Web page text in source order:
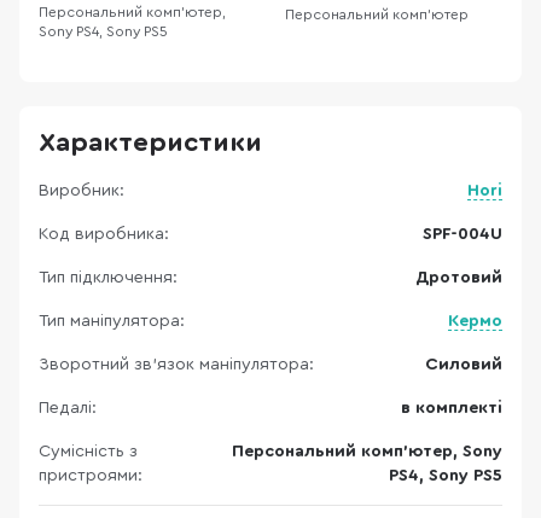
Персональний комп’ютер,
Sony PS4, Sony PS5
Персональний комп’ютер
Характеристики
Виробник: Hori
Код виробника: SPF-004U
Тип підключення: Дротовий
Тип маніпулятора: Кермо
Зворотний зв’язок маніпулятора: Силовий
Педалі: в комплекті
Сумісність з
пристроями:
Персональний комп’ютер, Sony
PS4, Sony PS5